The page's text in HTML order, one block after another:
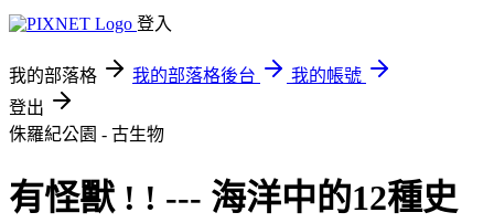
登入
我的部落格 我的部落格後台
我的帳號
登出
侏羅紀公園 - 古生物
有怪獸 ! ! --- 海洋中的12種史